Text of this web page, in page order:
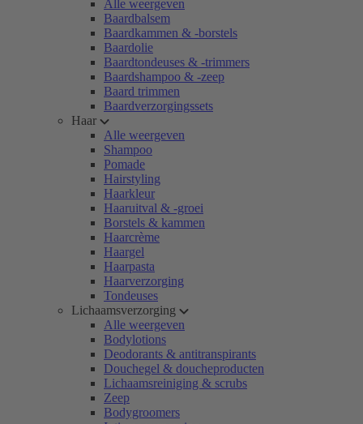
Alle weergeven
Baardbalsem
Baardkammen & -borstels
Baardolie
Baardtondeuses & -trimmers
Baardshampoo & -zeep
Baard trimmen
Baardverzorgingssets
Haar
Alle weergeven
Shampoo
Pomade
Hairstyling
Haarkleur
Haaruitval & -groei
Borstels & kammen
Haarcrème
Haargel
Haarpasta
Haarverzorging
Tondeuses
Lichaamsverzorging
Alle weergeven
Bodylotions
Deodorants & antitranspirants
Douchegel & doucheproducten
Lichaamsreiniging & scrubs
Zeep
Bodygroomers